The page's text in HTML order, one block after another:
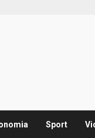
Sport